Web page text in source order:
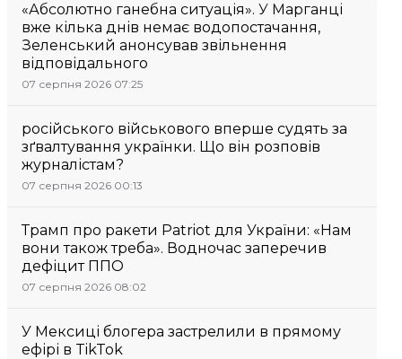
«Абсолютно ганебна ситуація». У Марганці
вже кілька днів немає водопостачання,
Зеленський анонсував звільнення
відповідального
07 серпня 2026 07:25
російського військового вперше судять за
зґвалтування українки. Що він розповів
журналістам?
07 серпня 2026 00:13
Трамп про ракети Patriot для України: «Нам
вони також треба». Водночас заперечив
дефіцит ППО
07 серпня 2026 08:02
У Мексиці блогера застрелили в прямому
ефірі в TikTok